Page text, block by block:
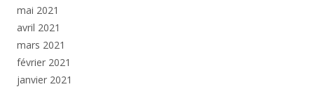
mai 2021
avril 2021
mars 2021
février 2021
janvier 2021